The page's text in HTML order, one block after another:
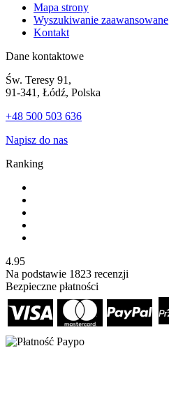
Mapa strony
Wyszukiwanie zaawansowane
Kontakt
Dane kontaktowe
Św. Teresy 91,
91-341, Łódź, Polska
+48 500 503 636
Napisz do nas
Ranking
4.95
Na podstawie 1823 recenzji
Bezpieczne płatności